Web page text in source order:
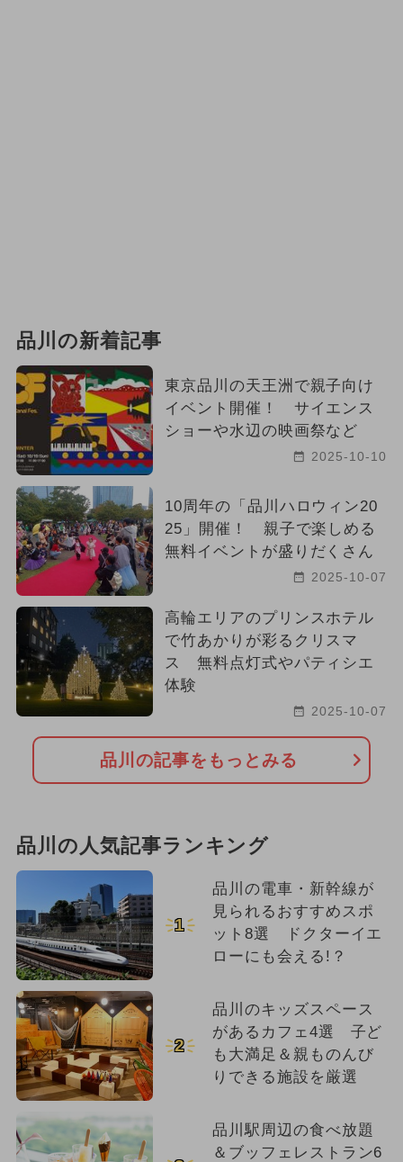
品川の新着記事
東京品川の天王洲で親子向け
イベント開催！ サイエンス
ショーや水辺の映画祭など
2025-10-10
10周年の「品川ハロウィン20
25」開催！ 親子で楽しめる
無料イベントが盛りだくさん
2025-10-07
高輪エリアのプリンスホテル
で竹あかりが彩るクリスマ
ス 無料点灯式やパティシエ
体験
2025-10-07
品川の記事をもっとみる
品川の人気記事ランキング
1
品川の電車・新幹線が
見られるおすすめスポ
ット8選 ドクターイエ
ローにも会える!？
2
品川のキッズスペース
があるカフェ4選 子ど
も大満足＆親ものんび
りできる施設を厳選
品川駅周辺の食べ放題
＆ブッフェレストラン6